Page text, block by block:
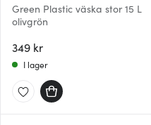
Green Plastic väska stor 15 L
olivgrön
349 kr
I lager